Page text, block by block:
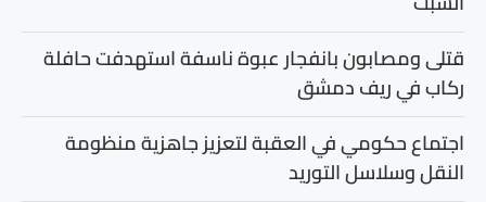
قتلى ومصابون بانفجار عبوة ناسفة استهدفت حافلة
ركاب في ريف دمشق
اجتماع حكومي في العقبة لتعزيز جاهزية منظومة
النقل وسلاسل التوريد